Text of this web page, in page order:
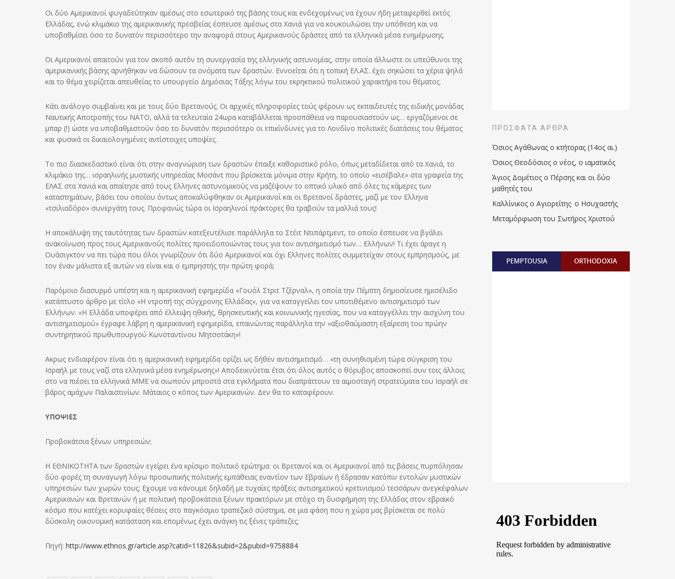
Οι δύο Αμερικανοί φυγαδεύτηκαν αμέσως στο εσωτερικό της βάσης τους και ενδεχομένως να έχουν ήδη μεταφερθεί εκτός
Ελλάδας, ενώ κλιμάκιο της αμερικανικής πρεσβείας έσπευσε αμέσως στα Χανιά για να κουκουλώσει την υπόθεση και να
υποβαθμίσει όσο το δυνατόν περισσότερο την αναφορά στους Αμερικανούς δράστες από τα ελληνικά μέσα ενημέρωσης.
Οι Αμερικανοί απαιτούν για τον σκοπό αυτόν τη συνεργασία της ελληνικής αστυνομίας, στην οποία άλλωστε οι υπεύθυνοι της
αμερικανικής βάσης αρνήθηκαν να δώσουν τα ονόματα των δραστών. Εννοείται ότι η τοπική ΕΛ.ΑΣ. έχει σηκώσει τα χέρια ψηλά
και το θέμα χειρίζεται απευθείας το υπουργείο Δημόσιας Τάξης λόγω του εκρηκτικού πολιτικού χαρακτήρα του θέματος.
Κάτι ανάλογο συμβαίνει και με τους δύο Βρετανούς. Οι αρχικές πληροφορίες τούς φέρουν ως εκπαιδευτές της ειδικής μονάδας
Ναυτικής Αποτροπής του ΝΑΤΟ, αλλά τα τελευταία 24ωρα καταβάλλεται προσπάθεια να παρουσιαστούν ως… εργαζόμενοι σε
μπαρ (!) ώστε να υποβαθμιστούν όσο το δυνατόν περισσότερο οι επικίνδυνες για το Λονδίνο πολιτικές διατάσεις του θέματος
και φυσικά οι δικαιολογημένες αντίστοιχες υποψίες.
Το πιο διασκεδαστικό είναι ότι στην αναγνώριση των δραστών έπαιξε καθοριστικό ρόλο, όπως μεταδίδεται από τα Χανιά, το
κλιμάκιο της… ισραηλινής μυστικής υπηρεσίας Μοσάντ που βρίσκεται μόνιμα στην Κρήτη, το οποίο «εισέβαλε» στα γραφεία της
ΕΛΑΣ στα Χανιά και απαίτησε από τους Ελληνες αστυνομικούς να μαζέψουν το οπτικό υλικό από όλες τις κάμερες των
καταστημάτων, βάσει του οποίου όντως αποκαλύφθηκαν οι Αμερικανοί και οι Βρετανοί δράστες, μαζί με τον Ελληνα
«τσιλιαδόρο» συνεργάτη τους. Προφανώς τώρα οι Ισραηλινοί πράκτορες θα τραβούν τα μαλλιά τους!
Η αποκάλυψη της ταυτότητας των δραστών κατεξευτέλισε παράλληλα το Στέιτ Ντιπάρτμεντ, το οποίο έσπευσε να βγάλει
ανακοίνωση προς τους Αμερικανούς πολίτες προειδοποιώντας τους για τον αντισημιτισμό των… Ελλήνων! Τι έχει άραγε η
Ουάσιγκτον να πει τώρα που όλοι γνωρίζουν ότι δύο Αμερικανοί και όχι Ελληνες πολίτες συμμετείχαν στους εμπρησμούς, με
τον έναν μάλιστα εξ αυτών να είναι και ο εμπρηστής την πρώτη φορά;
Παρόμοιο διασυρμό υπέστη και η αμερικανική εφημερίδα «Γουόλ Στριτ Τζέρναλ», η οποία την Πέμπτη δημοσίευσε ημισέλιδο
κατάπτυστο άρθρο με τίτλο «Η ντροπή της σύγχρονης Ελλάδας», για να καταγγείλει τον υποτιθέμενο αντισημιτισμό των
Ελλήνων. «Η Ελλάδα υποφέρει από έλλειψη ηθικής, θρησκευτικής και κοινωνικής ηγεσίας, που να καταγγέλλει την αισχύνη του
αντισημιτισμού» έγραφε λάβρη η αμερικανική εφημερίδα, επαινώντας παράλληλα την «αξιοθαύμαστη εξαίρεση του πρώην
συντηρητικού πρωθυπουργού Κωνσταντίνου Μητσοτάκη»!
Ακρως ενδιαφέρον είναι ότι η αμερικανική εφημερίδα ορίζει ως δήθεν αντισημιτισμό… «τη συνηθισμένη τώρα σύγκριση του
Ισραήλ με τους ναζί στα ελληνικά μέσα ενημέρωσης»! Αποδεικνύεται έτσι ότι όλος αυτός ο θόρυβος αποσκοπεί συν τοις άλλοις
στο να πιέσει τα ελληνικά ΜΜΕ να σιωπούν μπροστά στα εγκλήματα που διαπράττουν τα αιμοσταγή στρατεύματα του Ισραήλ σε
βάρος αμάχων Παλαιστινίων. Μάταιος ο κόπος των Αμερικανών. Δεν θα το καταφέρουν.
ΥΠΟΨΙΕΣ
Προβοκάτσια ξένων υπηρεσιών;
Η ΕΘΝΙΚΟΤΗΤΑ των δραστών εγείρει ένα κρίσιμο πολιτικό ερώτημα: οι Βρετανοί και οι Αμερικανοί από τις βάσεις πυρπόλησαν
δύο φορές τη συναγωγή λόγω προσωπικής πολιτικής εμπάθειας εναντίον των Εβραίων ή έδρασαν κατόπιν εντολών μυστικών
υπηρεσιών των χωρών τους; Εχουμε να κάνουμε δηλαδή με τυχαίες πράξεις αντισημιτικού κρετινισμού τεσσάρων ανεγκέφαλων
Αμερικανών και Βρετανών ή με πολιτική προβοκάτσια ξένων πρακτόρων με στόχο τη δυσφήμηση της Ελλάδας στον εβραϊκό
κόσμο που κατέχει κορυφαίες θέσεις στο παγκόσμιο τραπεζικό σύστημα, σε μια φάση που η χώρα μας βρίσκεται σε πολύ
δύσκολη οικονομική κατάσταση και επομένως έχει ανάγκη τις ξένες τράπεζες;
Πηγή: http://www.ethnos.gr/article.asp?catid=11826&subid=2&pubid=9758884
ΠΡΌΣΦΑΤΑ ΆΡΘΡΑ
Όσιος Αγάθωνας ο κτήτορας (14ος αι.)
Όσιος Θεοδόσιος ο νέος, ο ιαματικός
Άγιος Δομέτιος ο Πέρσης και οι δύο
μαθητές του
Καλλίνικος ο Αγιορείτης · ο Ησυχαστής
Μεταμόρφωση του Σωτήρος Χριστού
PEMPTOUSIA ORTHODOXIA